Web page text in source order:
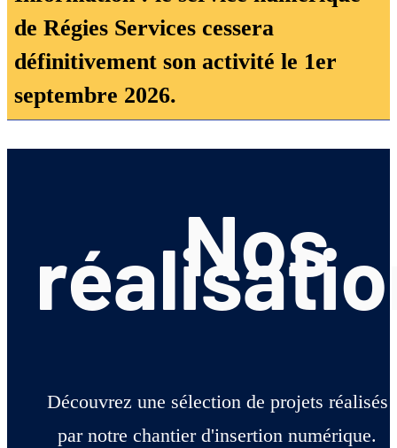
de Régies Services cessera
définitivement son activité le 1er
septembre 2026.
Nos
Découvrez une sélection de projets réalisés
par notre chantier d'insertion numérique.